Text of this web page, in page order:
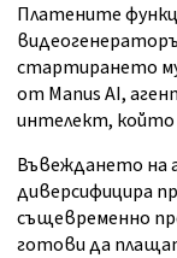
Платените
стартирането
от Manus AI,
интелект, който
Въвеждането на
диверсифицира
същевременно
готови да